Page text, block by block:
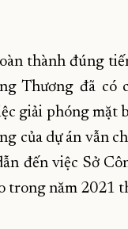
thành đúng
Thương đã có
giải phóng mặt
của dự án vẫn
đến việc Sở
trong năm 2021